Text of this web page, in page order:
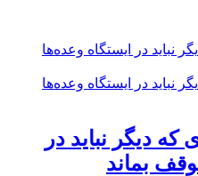
دیگر نباید در
بماند